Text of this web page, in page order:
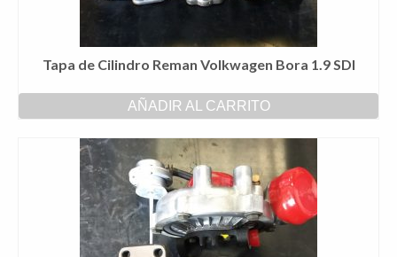
Tapa de Cilindro Reman Volkwagen Bora 1.9 SDI
AÑADIR AL CARRITO